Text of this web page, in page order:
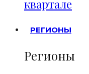
квартале
РЕГИОНЫ
Регионы